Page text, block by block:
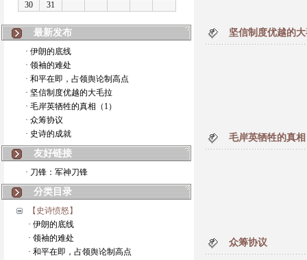
最新发布
· 伊朗的底线
· 领袖的难处
· 和平在即，占领舆论制高点
· 坚信制度优越的大毛拉
· 毛岸英牺牲的真相（1）
· 众筹协议
· 史诗的成就
友好链接
· 刀锋：军神刀锋
分类目录
【史诗愤怒】
· 伊朗的底线
· 领袖的难处
· 和平在即，占领舆论制高点
坚信制度优越的
毛岸英牺牲的真
众筹协议